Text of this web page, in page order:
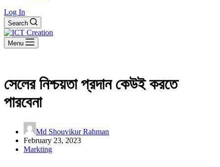
Log In
Search
Menu
সেলের নিশ্চয়তা প্রদান কেউই করতে
পারবেনা
Md Shouvikur Rahman
February 23, 2023
Markting